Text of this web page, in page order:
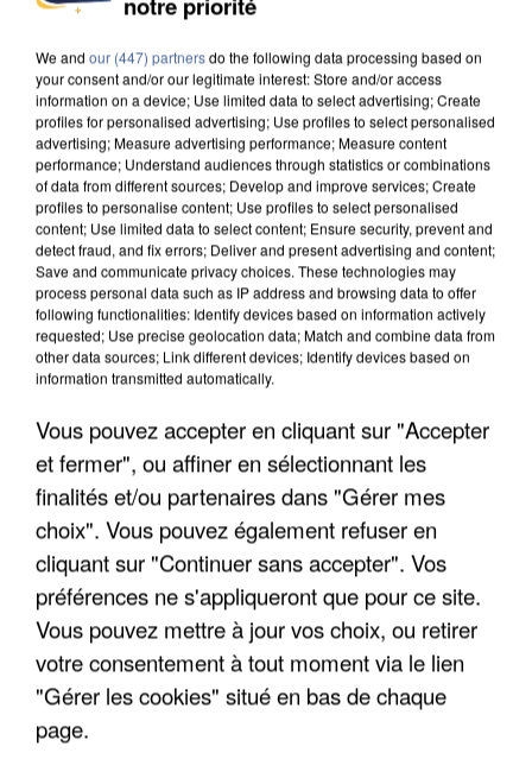
DE SOLIDARITÉ AVEC LES...
APRÈS TOUTES CES CANICULES, LES REFUGES
DE FAUNE SAUVAGE SONT...
We and our (447) partnersdo the following data processing based on
your consent and/or our legitimate interest: Store and/or access
information on a device; Use limited data to select advertising; Create
profiles for personalised advertising; Use profiles to select personalised
advertising; Measure advertising performance; Measure content
performance; Understand audiences through statistics or combinations
of data from different sources; Develop and improve services; Create
profiles to personalise content; Use profiles to select personalised
content; Use limited data to select content; Ensure security, prevent and
detect fraud, and fix errors; Deliver and present advertising and content;
Save and communicate privacy choices. These technologies may
process personal data such as IP address and browsing data to offer
following functionalities: Identify devices based on information actively
requested; Use precise geolocation data; Match and combine data from
other data sources; Link different devices; Identify devices based on
information transmitted automatically.
Vous pouvez accepter en cliquant sur "Accepter
et fermer", ou affiner en sélectionnant les
finalités et/ou partenaires dans "Gérer mes
choix". Vous pouvez également refuser en
cliquant sur "Continuer sans accepter". Vos
préférences ne s'appliqueront que pour ce site.
Vous pouvez mettre à jour vos choix, ou retirer
votre consentement à tout moment via le lien
"Gérer les cookies" situé en bas de chaque
page.